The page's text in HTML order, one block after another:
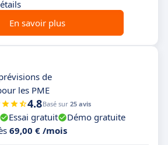
En savoir plus
de
les PME
4.8Basé sur 25 avis
Essai gratuit
Démo gratuite
69,00 € /mois